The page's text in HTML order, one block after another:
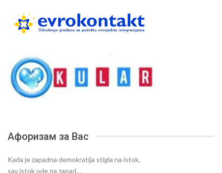
Афоризам за Вас
Kada je zapadna demokratija stigla na istok,
sav istok ode na zapad…